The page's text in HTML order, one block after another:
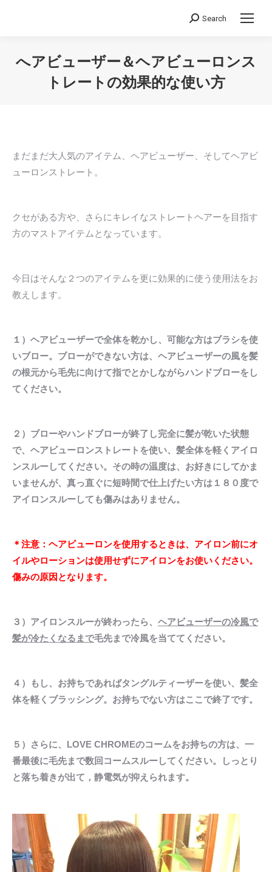
Search:
Search
へアビューザー＆ヘアビューロンス
トレートの効果的な使い方
まだまだ大人気のアイテム、ヘアビューザー、そしてヘアビ
ューロンストレート。
クセがある方や、さらにキレイなストレートヘアーを目指す
方のマストアイテムとなっています。
今日はそんな２つのアイテムを更に効果的に使う使用法をお
教えします。
１）ヘアビューザーで全体を乾かし、可能な方はブラシを使
いブロー。ブローができない方は、ヘアビューザーの風を髪
の根元から毛先に向けて指でとかしながらハンドブローをし
てください。
２）ブローやハンドブローが終了し完全に髪が乾いた状態
で、ヘアビューロンストレートを使い、髪全体を軽くアイロ
ンスルーしてください。その時の温度は、お好きにしてかま
いませんが、真っ直ぐに短時間で仕上げたい方は１８０度で
アイロンスルーしても傷みはありません。
＊注意：ヘアビューロンを使用するときは、アイロン前にオ
イルやローションは使用せずにアイロンをお使いください。
傷みの原因となります。
３）アイロンスルーが終わったら、 ヘアビューザーの冷風で
髪が冷たくなるまで毛先まで冷風を当ててください。
４）もし、お持ちであればタングルティーザーを使い、髪全
体を軽くブラッシング。お持ちでない方はここで終了です。
５）さらに、LOVE CHROMEのコームをお持ちの方は、一
番最後に毛先まで数回コームスルーしてください。しっとり
と落ち着きが出て，静電気が抑えられます。